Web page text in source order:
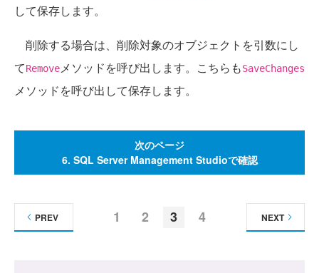
して保存します。
削除する場合は、削除対象のオブジェクトを引数にし
てRemoveメソッドを呼び出します。こちらもSaveChanges
メソッドを呼び出して保存します。
次のページ
6. SQL Server Management Studioで確認
1 2 3 4
PREV NEXT